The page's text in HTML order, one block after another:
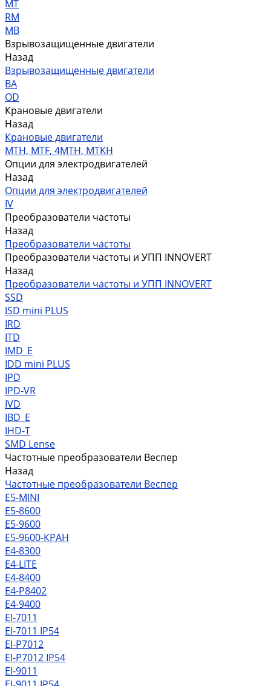
MT
RM
MB
Взрывозащищенные двигатели
Назад
Взрывозащищенные двигатели
ВА
OD
Крановые двигатели
Назад
Крановые двигатели
MTH, MTF, 4MTH, MTKH
Опции для электродвигателей
Назад
Опции для электродвигателей
IV
Преобразователи частоты
Назад
Преобразователи частоты
Преобразователи частоты и УПП INNOVERT
Назад
Преобразователи частоты и УПП INNOVERT
SSD
ISD mini PLUS
IRD
ITD
IMD_E
IDD mini PLUS
IPD
IРD-VR
IVD
IBD_E
IHD-T
SMD Lense
Частотные преобразователи Веспер
Назад
Частотные преобразователи Веспер
Е5-MINI
Е5-8600
Е5-9600
Е5-9600-КРАН
Е4-8300
Е4-LITE
E4-8400
Е4-P8402
E4-9400
EI-7011
EI-7011 IP54
EI-P7012
EI-P7012 IP54
EI-9011